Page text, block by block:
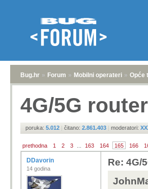
Bug.hr » Forum » Mobilni operateri » Opće
4G/5G
poruka: 5.012 | čitano: 2.861.403 | moderatori:
prethodna 1 2 3 163 164 165 166
DDavorin
14 godina
Re: 4G/